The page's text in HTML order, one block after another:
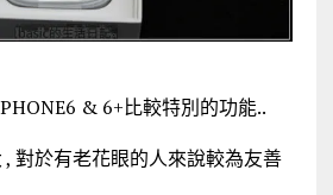
& 6+比較特別的功能..
對於有老花眼的人來說較為友善